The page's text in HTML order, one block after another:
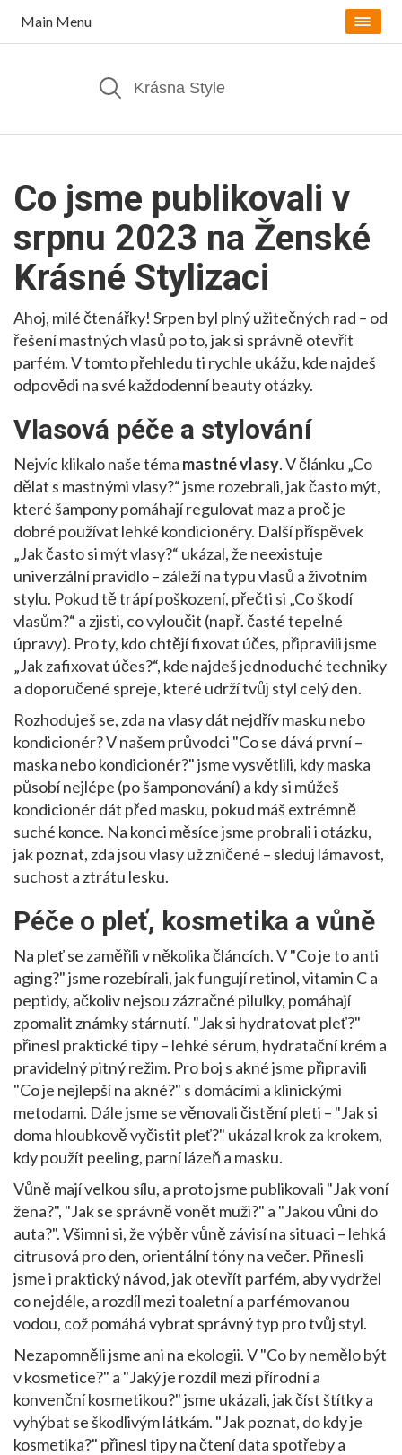
Main Menu
Co jsme publikovali v
srpnu 2023 na Ženské
Krásné Stylizaci
Ahoj, milé čtenářky! Srpen byl plný užitečných rad – od
řešení mastných vlasů po to, jak si správně otevřít
parfém. V tomto přehledu ti rychle ukážu, kde najdeš
odpovědi na své každodenní beauty otázky.
Vlasová péče a stylování
Nejvíc klikalo naše téma mastné vlasy. V článku „Co
dělat s mastnými vlasy?“ jsme rozebrali, jak často mýt,
které šampony pomáhají regulovat maz a proč je
dobré používat lehké kondicionéry. Další příspěvek
„Jak často si mýt vlasy?“ ukázal, že neexistuje
univerzální pravidlo – záleží na typu vlasů a životním
stylu. Pokud tě trápí poškození, přečti si „Co škodí
vlasům?“ a zjisti, co vyloučit (např. časté tepelné
úpravy). Pro ty, kdo chtějí fixovat účes, připravili jsme
„Jak zafixovat účes?“, kde najdeš jednoduché techniky
a doporučené spreje, které udrží tvůj styl celý den.
Rozhoduješ se, zda na vlasy dát nejdřív masku nebo
kondicionér? V našem průvodci "Co se dává první –
maska nebo kondicionér?" jsme vysvětlili, kdy maska
působí nejlépe (po šamponování) a kdy si můžeš
kondicionér dát před masku, pokud máš extrémně
suché konce. Na konci měsíce jsme probrali i otázku,
jak poznat, zda jsou vlasy už zničené – sleduj lámavost,
suchost a ztrátu lesku.
Péče o pleť, kosmetika a vůně
Na pleť se zaměřili v několika článcích. V "Co je to anti
aging?" jsme rozebírali, jak fungují retinol, vitamin C a
peptidy, ačkoliv nejsou zázračné pilulky, pomáhají
zpomalit známky stárnutí. "Jak si hydratovat pleť?"
přinesl praktické tipy – lehké sérum, hydratační krém a
pravidelný pitný režim. Pro boj s akné jsme připravili
"Co je nejlepší na akné?" s domácími a klinickými
metodami. Dále jsme se věnovali čistění pleti – "Jak si
doma hloubkově vyčistit pleť?" ukázal krok za krokem,
kdy použít peeling, parní lázeň a masku.
Vůně mají velkou sílu, a proto jsme publikovali "Jak voní
žena?", "Jak se správně vonět muži?" a "Jakou vůni do
auta?". Všimni si, že výběr vůně závisí na situaci – lehká
citrusová pro den, orientální tóny na večer. Přinesli
jsme i praktický návod, jak otevřít parfém, aby vydržel
co nejdéle, a rozdíl mezi toaletní a parfémovanou
vodou, což pomáhá vybrat správný typ pro tvůj styl.
Nezapomněli jsme ani na ekologii. V "Co by nemělo být
v kosmetice?" a "Jaký je rozdíl mezi přírodní a
konvenční kosmetikou?" jsme ukázali, jak číst štítky a
vyhýbat se škodlivým látkám. "Jak poznat, do kdy je
kosmetika?" přinesl tipy na čtení data spotřeby a